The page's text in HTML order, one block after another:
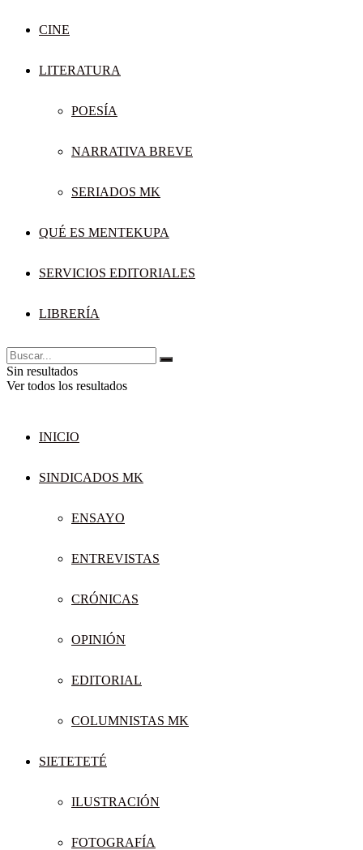
CINE
LITERATURA
POESÍA
NARRATIVA BREVE
SERIADOS MK
QUÉ ES MENTEKUPA
SERVICIOS EDITORIALES
LIBRERÍA
Sin resultados
Ver todos los resultados
INICIO
SINDICADOS MK
ENSAYO
ENTREVISTAS
CRÓNICAS
OPINIÓN
EDITORIAL
COLUMNISTAS MK
SIETETETÉ
ILUSTRACIÓN
FOTOGRAFÍA